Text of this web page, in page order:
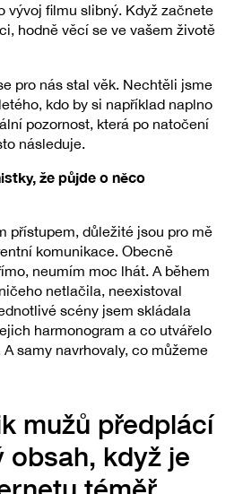
vývoj filmu slibný. Když začnete
hodně věcí se ve vašem životě
pro nás stal věk. Nechtěli jsme
kdo by si například naplno
pozornost, která po natočení
následuje.
že půjde o něco
přístupem, důležité jsou pro mě
komunikace. Obecně
neumím moc lhát. A během
netlačila, neexistoval
scény jsem skládala
harmonogram a co utvářelo
samy navrhovaly, co můžeme
mužů předplácí
obsah, když je